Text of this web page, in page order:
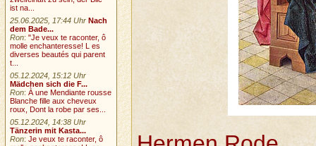
ist na...
25.06.2025, 17:44 Uhr Nach
dem Bade...
Ron:"Je veux te raconter, ô
molle enchanteresse! L es
diverses beautés qui parent
t...
05.12.2024, 15:12 Uhr
Mädchen sich die F...
Ron:À une Mendiante rousse
Blanche fille aux cheveux
roux, Dont la robe par ses...
05.12.2024, 14:38 Uhr
Tänzerin mit Kasta...
Ron:Je veux te raconter, ô